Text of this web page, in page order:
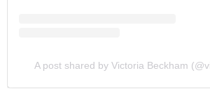
A post shared by Victoria Beckham